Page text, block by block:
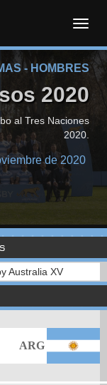
- HOMBRES
2020
al Tres Naciones
2020.
de 2020
Australia XV
ARG